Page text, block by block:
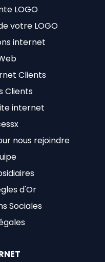
LOGO
votre LOGO
internet
Clients
Clients
internet
nous rejoindre
d'Or
Sociales